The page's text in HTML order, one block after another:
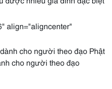
align="aligncenter"
cho người theo đạo